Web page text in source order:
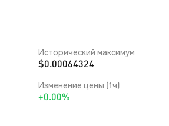
Исторический максимум
$0.00064324
Изменение цены (1ч)
+0.00%